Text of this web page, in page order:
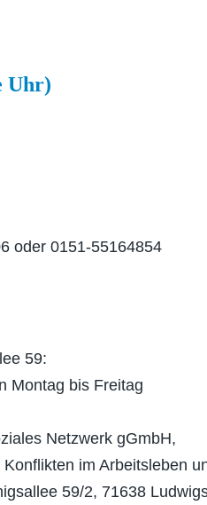
Uhr)
oder 0151-55164854
59:
Montag bis Freitag
Netzwerk gGmbH,
im Arbeitsleben
59/2, 71638